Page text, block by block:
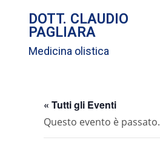
DOTT. CLAUDIO
PAGLIARA
Medicina olistica
« Tutti gli Eventi
Questo evento è passato.